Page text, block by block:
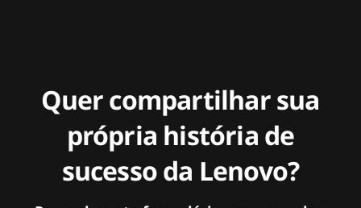
Quer compartilhar sua
própria história de
sucesso da Lenovo?